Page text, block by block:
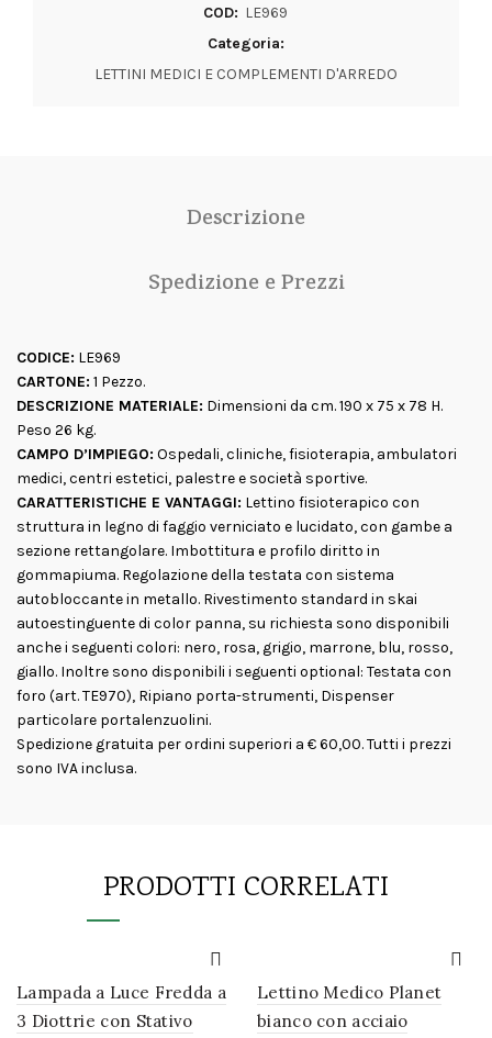
COD: LE969
Categoria:
LETTINI MEDICI E COMPLEMENTI D'ARREDO
Descrizione
Spedizione e Prezzi
CODICE: LE969
CARTONE: 1 Pezzo.
DESCRIZIONE MATERIALE: Dimensioni da cm. 190 x 75 x 78 H.
Peso 26 kg.
CAMPO D’IMPIEGO: Ospedali, cliniche, fisioterapia, ambulatori
medici, centri estetici, palestre e società sportive.
CARATTERISTICHE E VANTAGGI: Lettino fisioterapico con
struttura in legno di faggio verniciato e lucidato, con gambe a
sezione rettangolare. Imbottitura e profilo diritto in
gommapiuma. Regolazione della testata con sistema
autobloccante in metallo. Rivestimento standard in skai
autoestinguente di color panna, su richiesta sono disponibili
anche i seguenti colori: nero, rosa, grigio, marrone, blu, rosso,
giallo. Inoltre sono disponibili i seguenti optional: Testata con
foro (art. TE970), Ripiano porta-strumenti, Dispenser
particolare portalenzuolini.
Spedizione gratuita per ordini superiori a € 60,00. Tutti i prezzi
sono IVA inclusa.
PRODOTTI CORRELATI
Lampada a Luce Fredda a
3 Diottrie con Stativo
Lettino Medico Planet
bianco con acciaio